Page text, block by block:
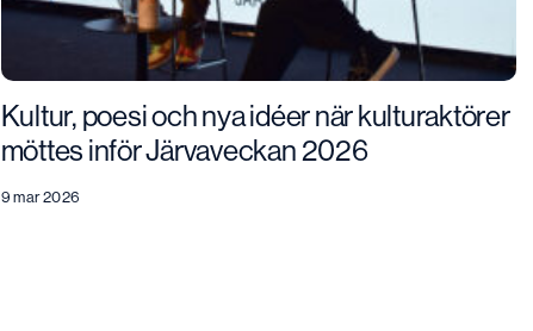
Kultur, poesi och nya idéer när kulturaktörer
möttes inför Järvaveckan 2026
9 mar 2026